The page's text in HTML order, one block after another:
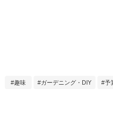
趣味 ガーデニング・DIY 予